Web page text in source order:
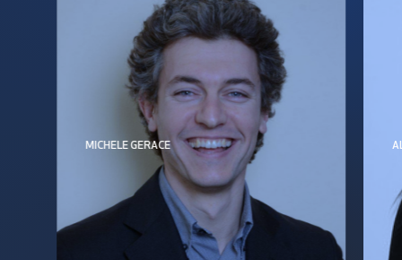
MICHELE GERACE